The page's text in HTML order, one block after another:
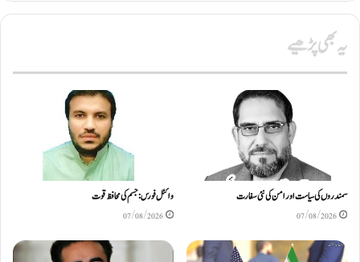
یہ بھی پڑھیے
سمندروں کی سیاست اور امن کی نئی سفارت
07/08/2026
وائٹل فورس: جسم کی محافظ قوت
07/08/2026